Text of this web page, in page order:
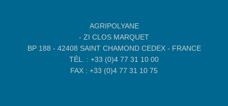
AGRIPOLYANE
- ZI CLOS MARQUET
BP 188 - 42408 SAINT CHAMOND CEDEX - FRANCE
TÉL. : +33 (0)4 77 31 10 00
FAX : +33 (0)4 77 31 10 75